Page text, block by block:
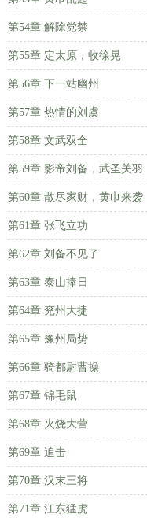
第54章 解除党禁
第55章 定太原，收徐晃
第56章 下一站幽州
第57章 热情的刘虞
第58章 文武双全
第59章 影帝刘备，武圣关羽
第60章 散尽家财，黄巾来袭
第61章 张飞立功
第62章 刘备不见了
第63章 泰山捧日
第64章 兖州大捷
第65章 豫州局势
第66章 骑都尉曹操
第67章 锦毛鼠
第68章 火烧大营
第69章 追击
第70章 汉末三将
第71章 江东猛虎